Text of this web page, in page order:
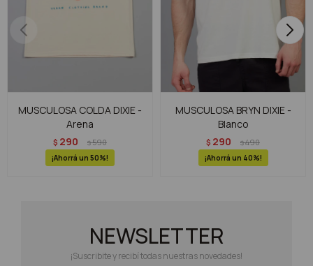
MUSCULOSA COLDA DIXIE -
Arena
$ 290 $590
50
MUSCULOSA BRYN DIXIE -
Blanco
$ 290 $490
40
NEWSLETTER
¡Suscribite y recibí todas nuestras novedades!